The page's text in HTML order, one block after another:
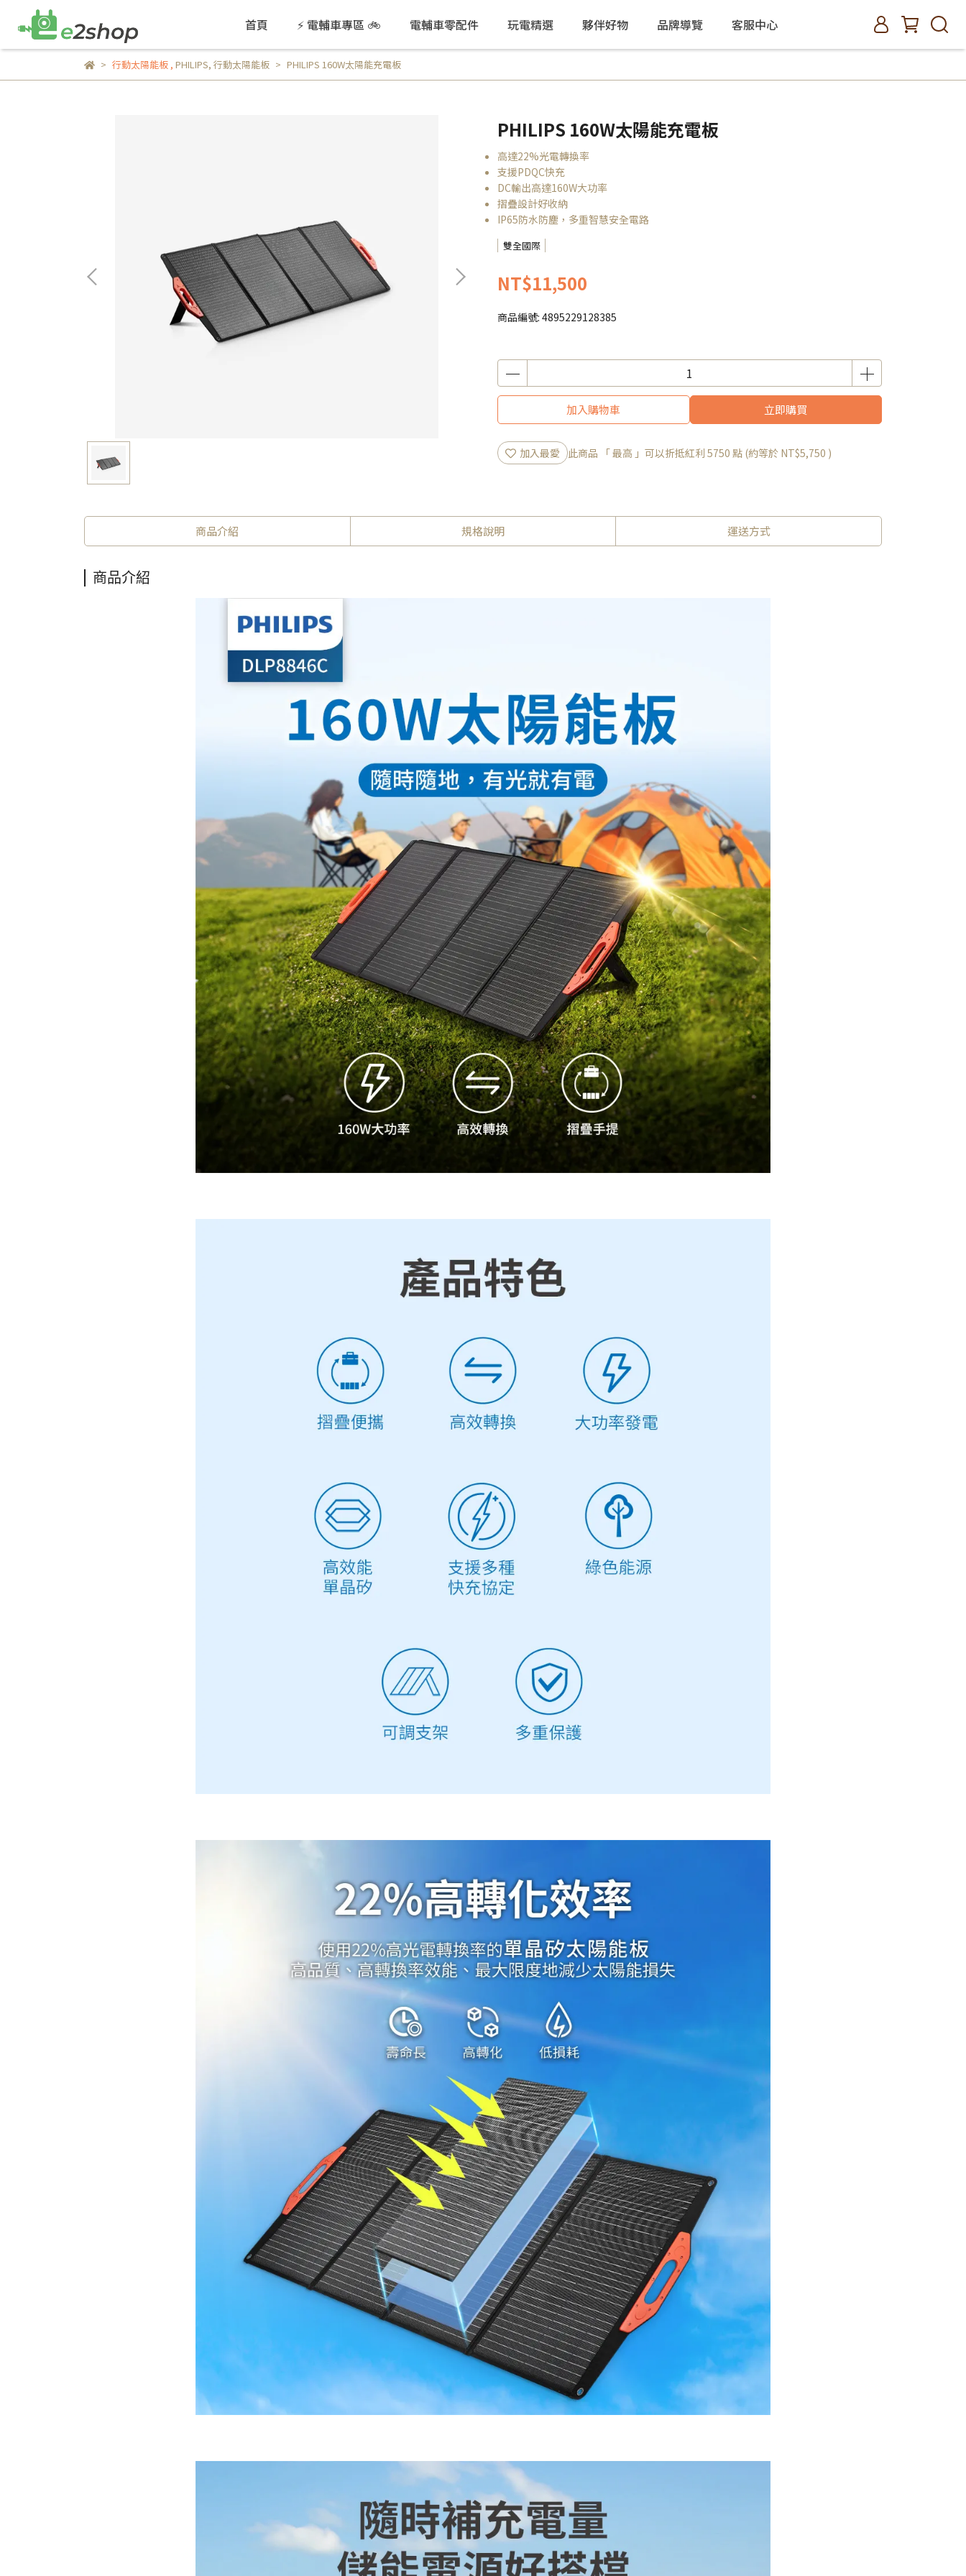
首頁 ⚡ 電輔車專區 🚲 電輔車零配件 玩電精選 夥伴好物 品牌導覽 客服中心
行動太陽能板, PHILIPS, 行動太陽能板 PHILIPS 160W太陽能充電板
PHILIPS 160W太陽能充電板
高達22%光電轉換率
支援PDQC快充
DC輸出高達160W大功率
摺疊設計好收納
IP65防水防塵，多重智慧安全電路
雙全國際
NT$11,500
商品編號: 4895229128385
加入購物車 立即購買
加入最愛 此商品 「 最高 」可以折抵紅利 5750 點 (約等於 NT$5,750 )
商品介紹 規格說明 運送方式
商品介紹